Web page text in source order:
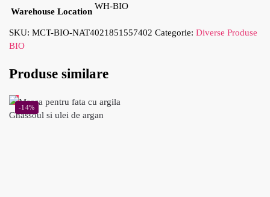
Warehouse Location
WH-BIO
SKU: MCT-BIO-NAT4021851557402 Categorie: Diverse Produse
BIO
Produse similare
-14%